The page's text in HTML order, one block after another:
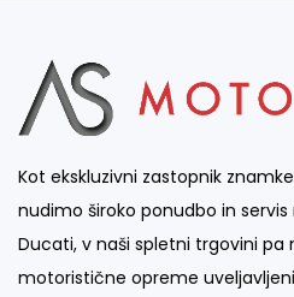
Kot ekskluzivni zastopnik
nudimo široko ponudbo in
Ducati, v naši spletni trgovini
motoristične opreme